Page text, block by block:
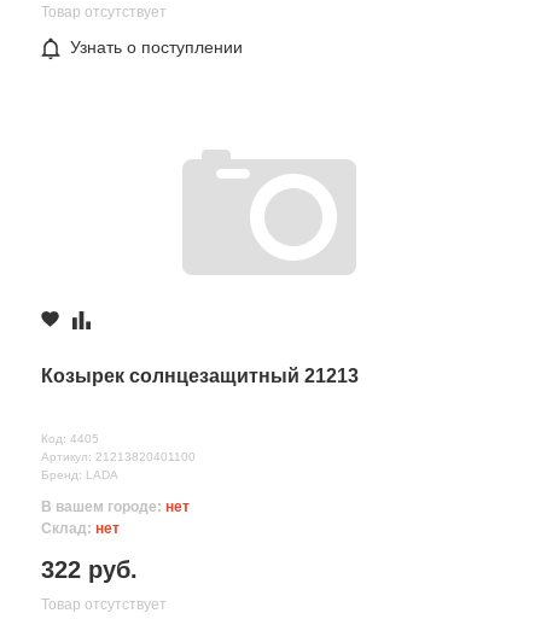
Товар отсутствует
Узнать о поступлении
Козырек солнцезащитный 21213
Код: 4405
Артикул: 21213820401100
Бренд: LADA
В вашем городе: нет
Склад: нет
322 руб.
Товар отсутствует